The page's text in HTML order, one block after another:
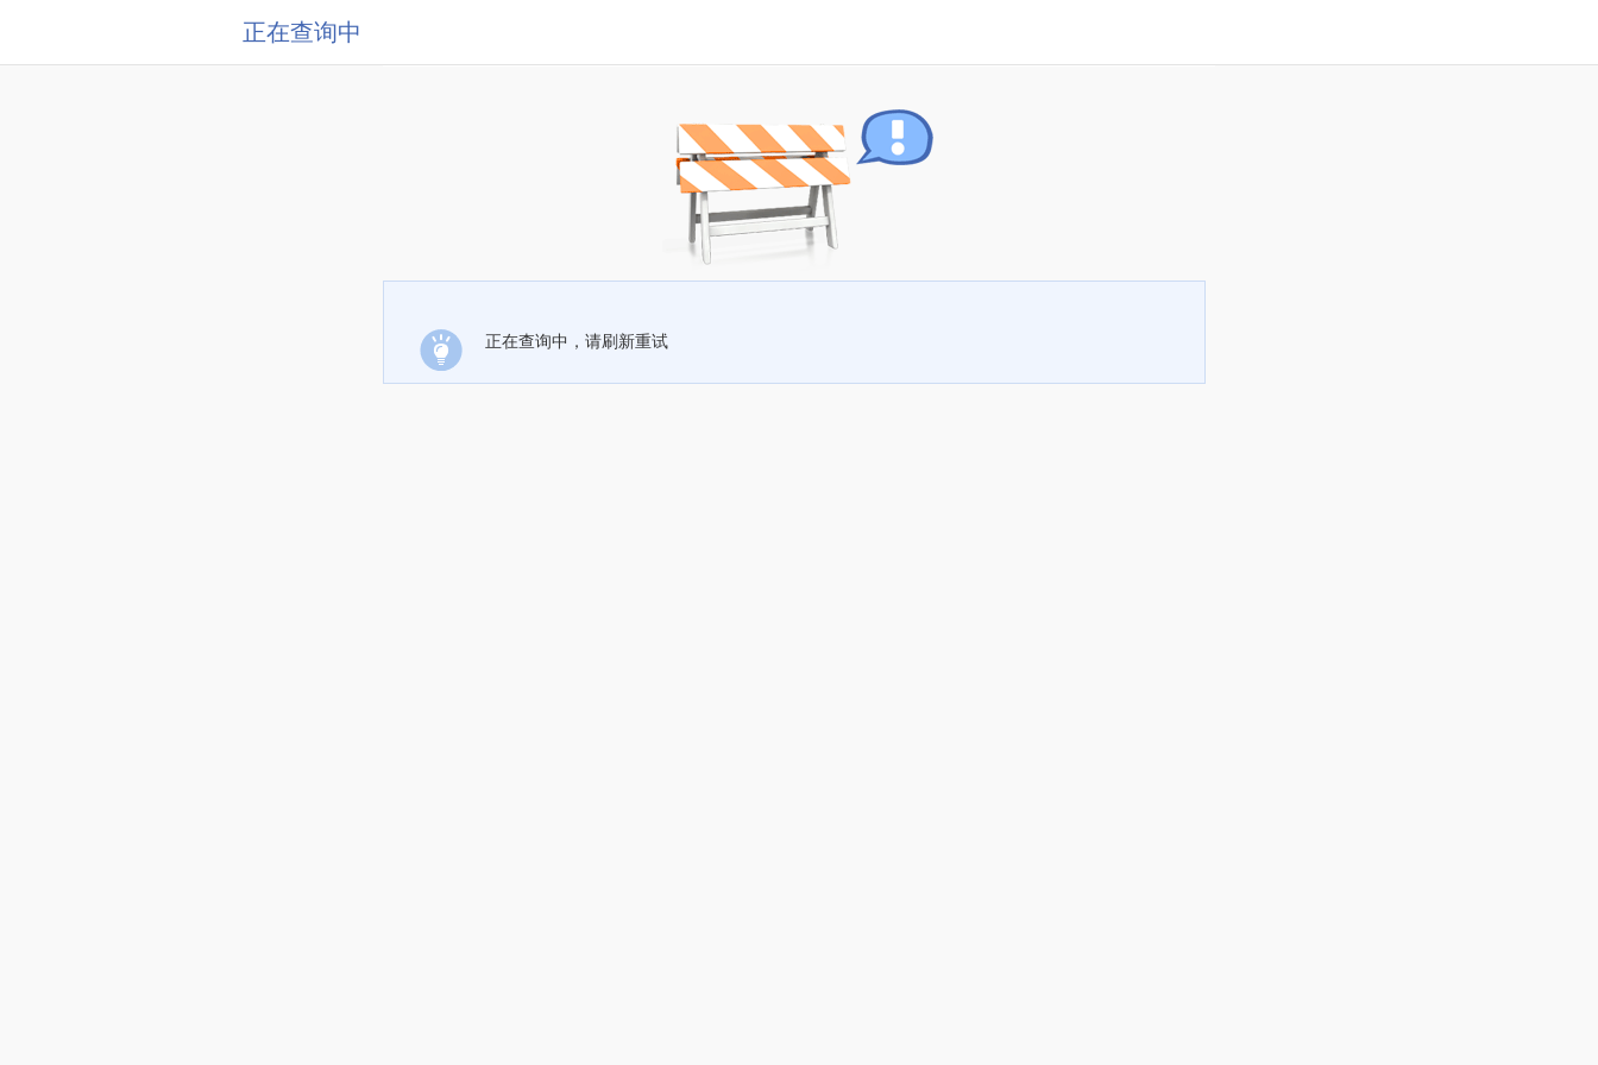
正在查询中
正在查询中，请刷新重试